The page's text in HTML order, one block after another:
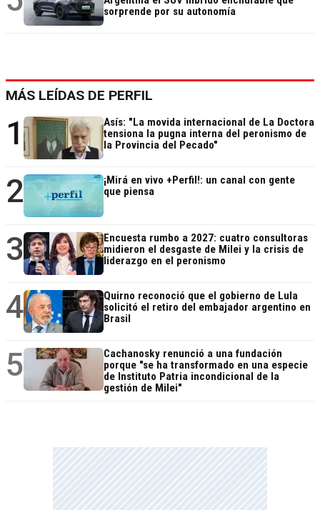
sorprende por su autonomía
MÁS LEÍDAS DE PERFIL
1
Asís: "La movida internacional de La Doctora
tensiona la pugna interna del peronismo de
la Provincia del Pecado"
2
¡Mirá en vivo +Perfil!: un canal con gente
que piensa
3
Encuesta rumbo a 2027: cuatro consultoras
midieron el desgaste de Milei y la crisis de
liderazgo en el peronismo
4
Quirno reconoció que el gobierno de Lula
solicitó el retiro del embajador argentino en
Brasil
5
Cachanosky renunció a una fundación
porque "se ha transformado en una especie
de Instituto Patria incondicional de la
gestión de Milei"